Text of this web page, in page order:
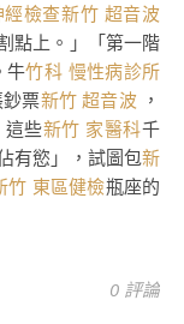
檢查新竹 超音波
點上。」「第一階
牛竹科 慢性病診所
票新竹 超音波 ，
這些新竹 家醫科千
有慾」，試圖包新
竹 東區健檢瓶座的
0 評論